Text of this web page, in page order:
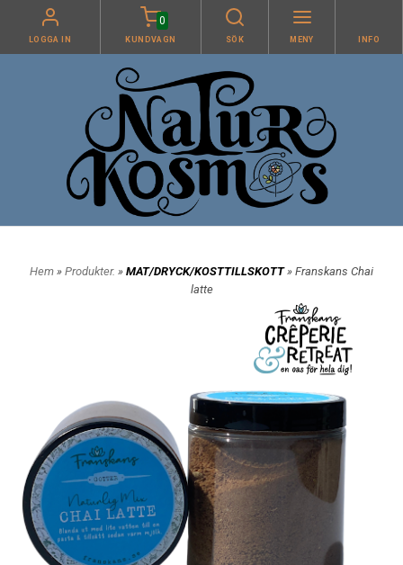
LOGGA IN
0
KUNDVAGN SÖK MENY INFO
Hem » Produkter. » MAT/DRYCK/KOSTTILLSKOTT» Franskans Chai
latte